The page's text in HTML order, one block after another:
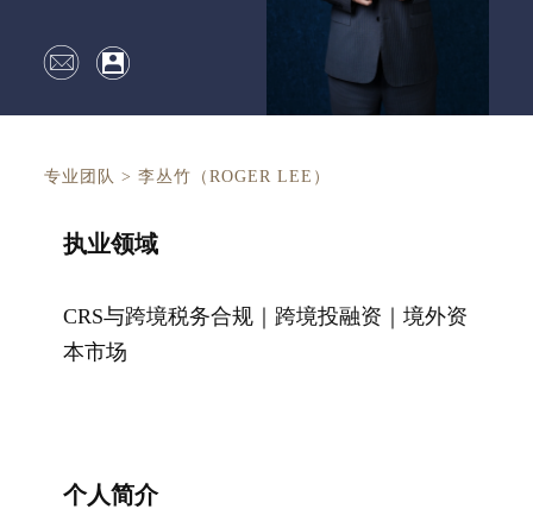
专业团队 >李丛竹（ROGER LEE）
执业领域
CRS与跨境税务合规｜跨境投融资｜境外资
本市场
个人简介